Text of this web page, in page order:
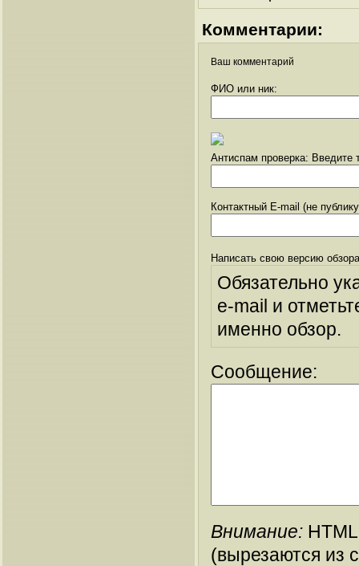
Комментарии:
Ваш комментарий
ФИО или ник:
Антиспам проверка: Введите
Контактный E-mail (не
Написать свою версию
Обязательно
e-mail и
именно обзор.
Сообщение:
Внимание:
(вырезаются из